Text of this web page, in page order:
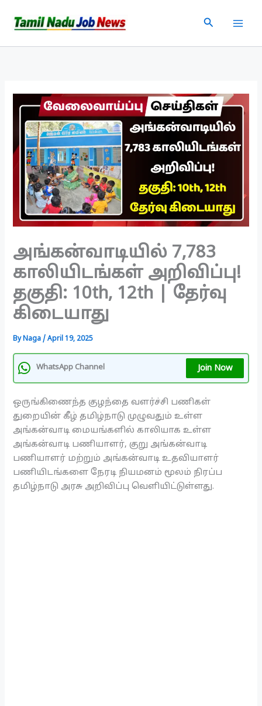
Search
அங்கன்வாடியில் 7,783
காலியிடங்கள் அறிவிப்பு!
தகுதி: 10th, 12th | தேர்வு
கிடையாது
ByNaga/April 19, 2025
WhatsApp Channel Join Now
ஒருங்கிணைந்த குழந்தை வளர்ச்சி பணிகள்
துறையின் கீழ் தமிழ்நாடு முழுவதும் உள்ள
அங்கன்வாடி மையங்களில் காலியாக உள்ள
அங்கன்வாடி பணியாளர், குறு அங்கன்வாடி
பணியாளர் மற்றும் அங்கன்வாடி உதவியாளர்
பணியிடங்களை நேரடி நியமனம் மூலம் நிரப்ப
தமிழ்நாடு அரசு அறிவிப்பு வெளியிட்டுள்ளது.